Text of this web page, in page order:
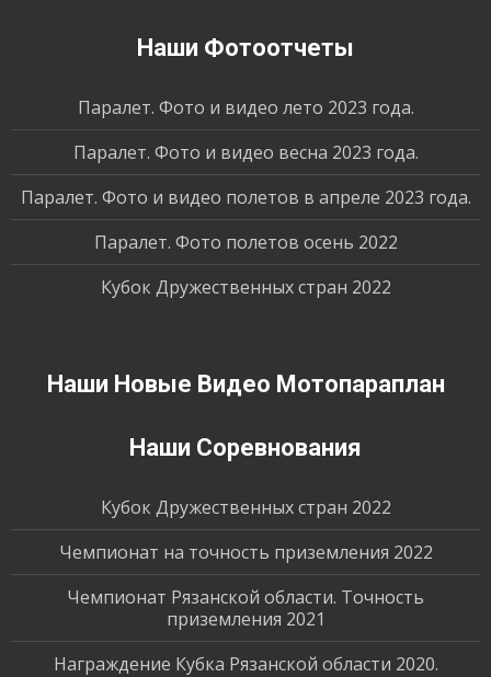
Наши Фотоотчеты
Паралет. Фото и видео лето 2023 года.
Паралет. Фото и видео весна 2023 года.
Паралет. Фото и видео полетов в апреле 2023 года.
Паралет. Фото полетов осень 2022
Кубок Дружественных стран 2022
Наши Новые Видео Мотопараплан
Наши Соревнования
Кубок Дружественных стран 2022
Чемпионат на точность приземления 2022
Чемпионат Рязанской области. Точность
приземления 2021
Награждение Кубка Рязанской области 2020.